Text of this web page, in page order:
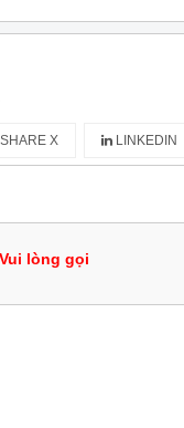
SHARE X LINKEDIN
Vui lòng gọi